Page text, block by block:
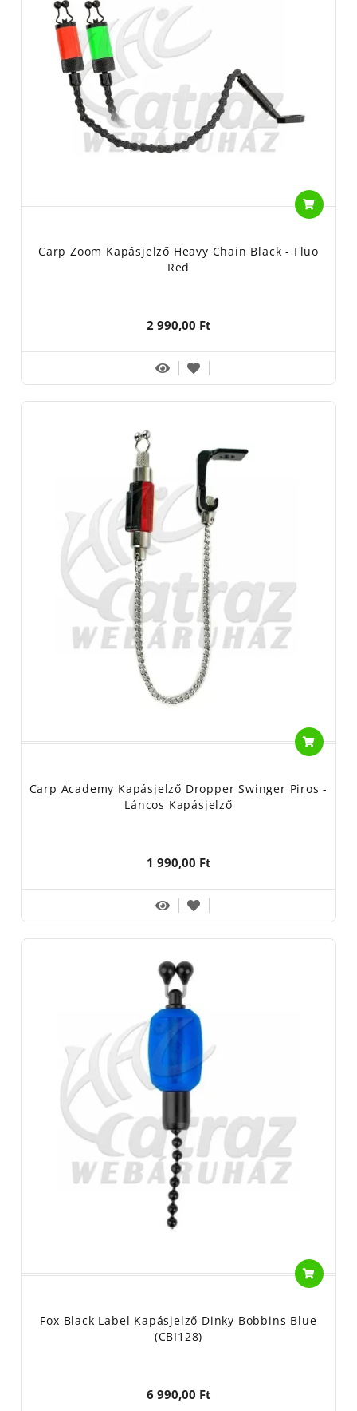
Carp Zoom Kapásjelző Heavy Chain Black - Fluo
Red
2 990,00 Ft
Carp Academy Kapásjelző Dropper Swinger Piros -
Láncos Kapásjelző
1 990,00 Ft
Fox Black Label Kapásjelző Dinky Bobbins Blue
(CBI128)
6 990,00 Ft